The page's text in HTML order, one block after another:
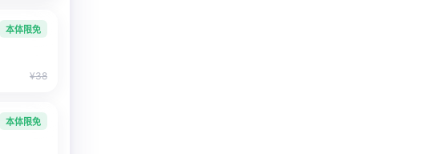
本体限免
¥38
本体限免